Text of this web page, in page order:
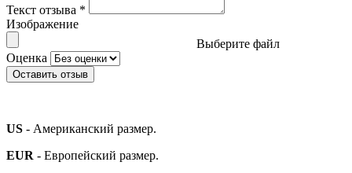
Текст отзыва *
Изображение
Выберите файл
Оценка
Оставить отзыв
US - Американский размер.
EUR - Европейский размер.